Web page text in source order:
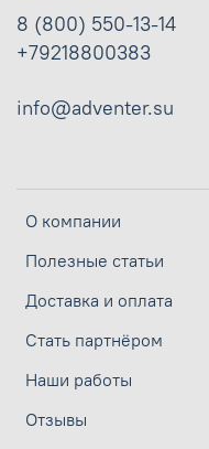
О компании
Полезные статьи
Доставка и оплата
Стать партнёром
Наши работы
Отзывы
8 (800) 550-13-14
+79218800383
info@adventer.su